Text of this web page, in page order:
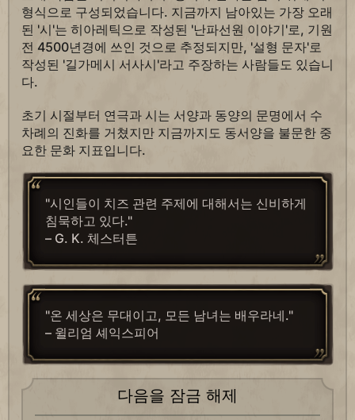
형식으로 구성되었습니다. 지금까지 남아있는 가장 오래
된 '시'는 히아레틱으로 작성된 '난파선원 이야기'로, 기원
전 4500년경에 쓰인 것으로 추정되지만, '설형 문자'로
작성된 '길가메시 서사시'라고 주장하는 사람들도 있습니
다.
초기 시절부터 연극과 시는 서양과 동양의 문명에서 수
차례의 진화를 거쳤지만 지금까지도 동서양을 불문한 중
요한 문화 지표입니다.
"시인들이 치즈 관련 주제에 대해서는 신비하게
침묵하고 있다."
– G. K. 체스터튼
"온 세상은 무대이고, 모든 남녀는 배우라네."
– 윌리엄 셰익스피어
다음을 잠금 해제